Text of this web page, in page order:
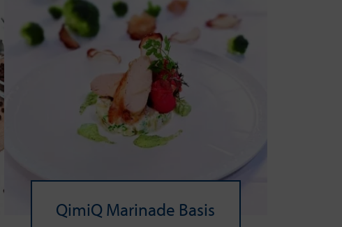
QimiQ Ma­ri­na­de Basis